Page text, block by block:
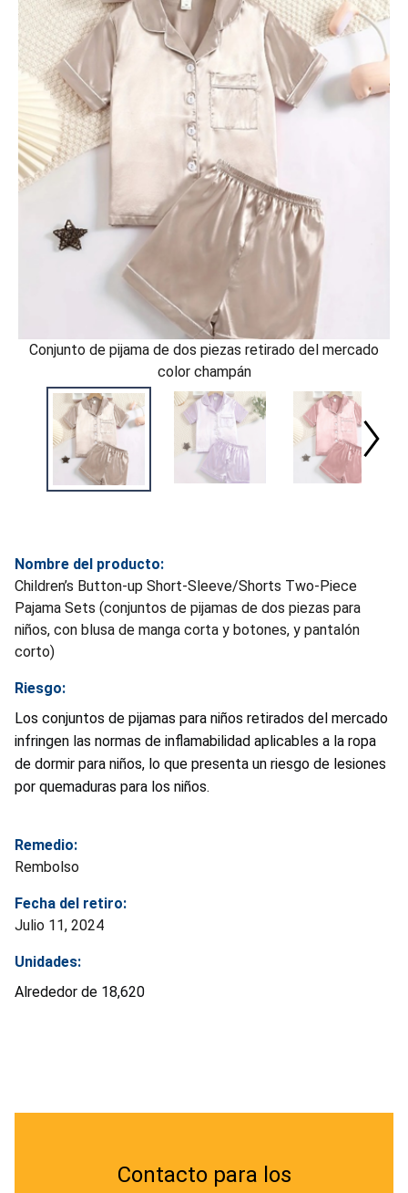
Conjunto de pijama de dos piezas retirado del mercado
color champán
Nombre del producto:
Children’s Button-up Short-Sleeve/Shorts Two-Piece
Pajama Sets (conjuntos de pijamas de dos piezas para
niños, con blusa de manga corta y botones, y pantalón
corto)
Riesgo:
Los conjuntos de pijamas para niños retirados del mercado
infringen las normas de inflamabilidad aplicables a la ropa
de dormir para niños, lo que presenta un riesgo de lesiones
por quemaduras para los niños.
Remedio:
Rembolso
Fecha del retiro:
Julio 11, 2024
Unidades:
Alrededor de 18,620
Contacto para los